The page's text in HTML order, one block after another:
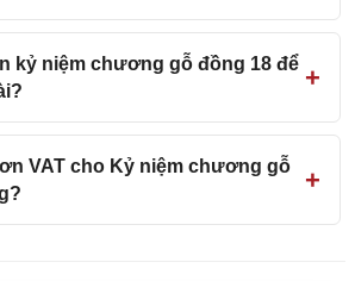
kỷ niệm chương gỗ đồng 18 để
VAT cho Kỷ niệm chương gỗ